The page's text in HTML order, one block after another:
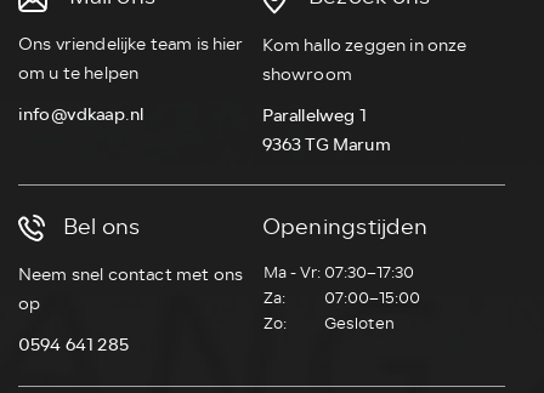
Ons vriendelijke team is hier
om u te helpen
info@vdkaap.nl
Kom hallo zeggen in onze
showroom
Parallelweg 1
9363 TG Marum
Bel ons
Neem snel contact met ons
op
0594 641 285
Openingstijden
Ma - Vr: 07:30–17:30
Za:
07:00–15:00
Zo:
Gesloten